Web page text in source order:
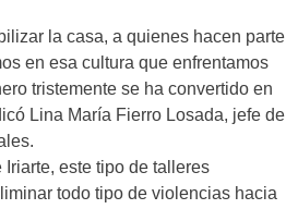
la casa, a quienes hacen parte
en esa cultura que enfrentamos
tristemente se ha convertido en
Lina María Fierro Losada, jefe de
este tipo de talleres
todo tipo de violencias hacia